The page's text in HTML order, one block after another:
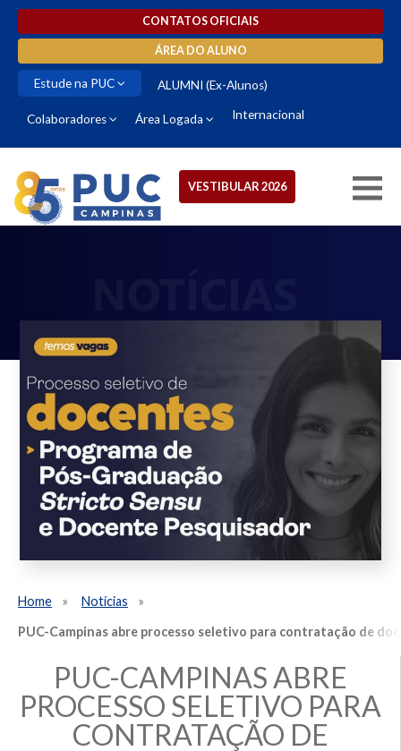
CONTATOS OFICIAIS
ÁREA DO ALUNO
Estude na PUC ALUMNI (Ex-Alunos)
Colaboradores Área Logada Internacional
VESTIBULAR 2026
Home
Notícias
PUC-Campinas abre processo seletivo para contratação de
PUC-CAMPINAS ABRE
PROCESSO SELETIVO PARA
CONTRATAÇÃO DE